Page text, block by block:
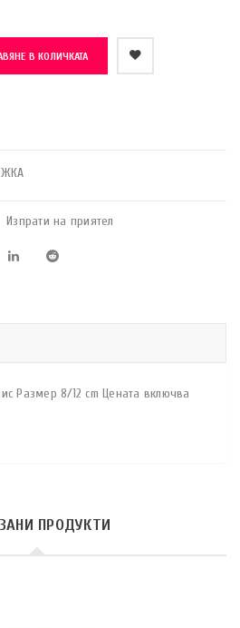
В КОЛИЧКАТА
Изпрати на приятел
Размер 8/12 cm Цената включва
ПРОДУКТИ